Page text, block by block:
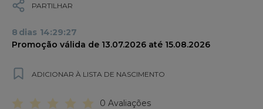
PARTILHAR
8 dias 14:29:27
Promoção válida de 13.07.2026 até 15.08.2026
ADICIONAR À LISTA DE NASCIMENTO
0 Avaliações